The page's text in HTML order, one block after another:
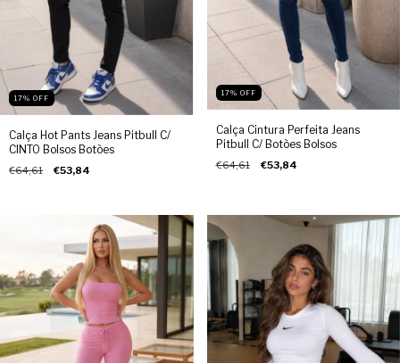
17% OFF
Calça Hot Pants Jeans Pitbull C/
CINTO Bolsos Botões
€64,61 €53,84
17% OFF
Calça Cintura Perfeita Jeans
Pitbull C/ Botões Bolsos
€64,61 €53,84